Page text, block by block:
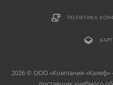
ПОЛИТИКА
2026 © ООО «Компания «Kалеф»